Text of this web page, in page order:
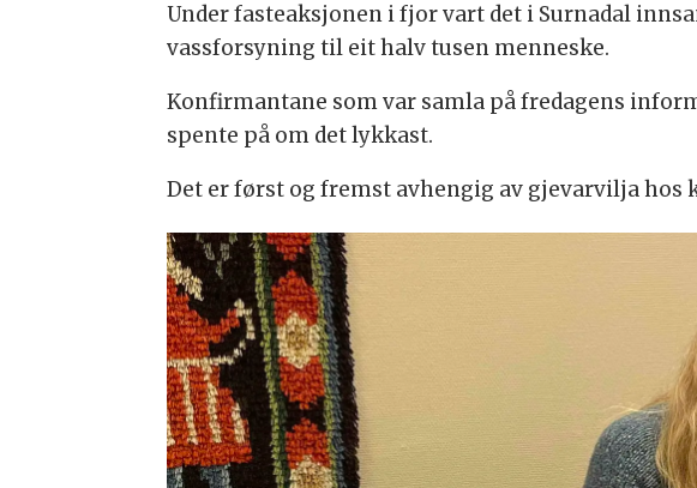
Under fasteaksjonen i fjor vart det i Surnadal
vassforsyning til eit halv tusen menneske.
Konfirmantane som var samla på fredagens
spente på om det lykkast.
Det er først og fremst avhengig av gjevarvilja hos